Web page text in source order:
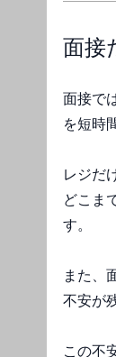
面接
面接で
を短時
レジだ
どこま
す。
また、
不安が
この不